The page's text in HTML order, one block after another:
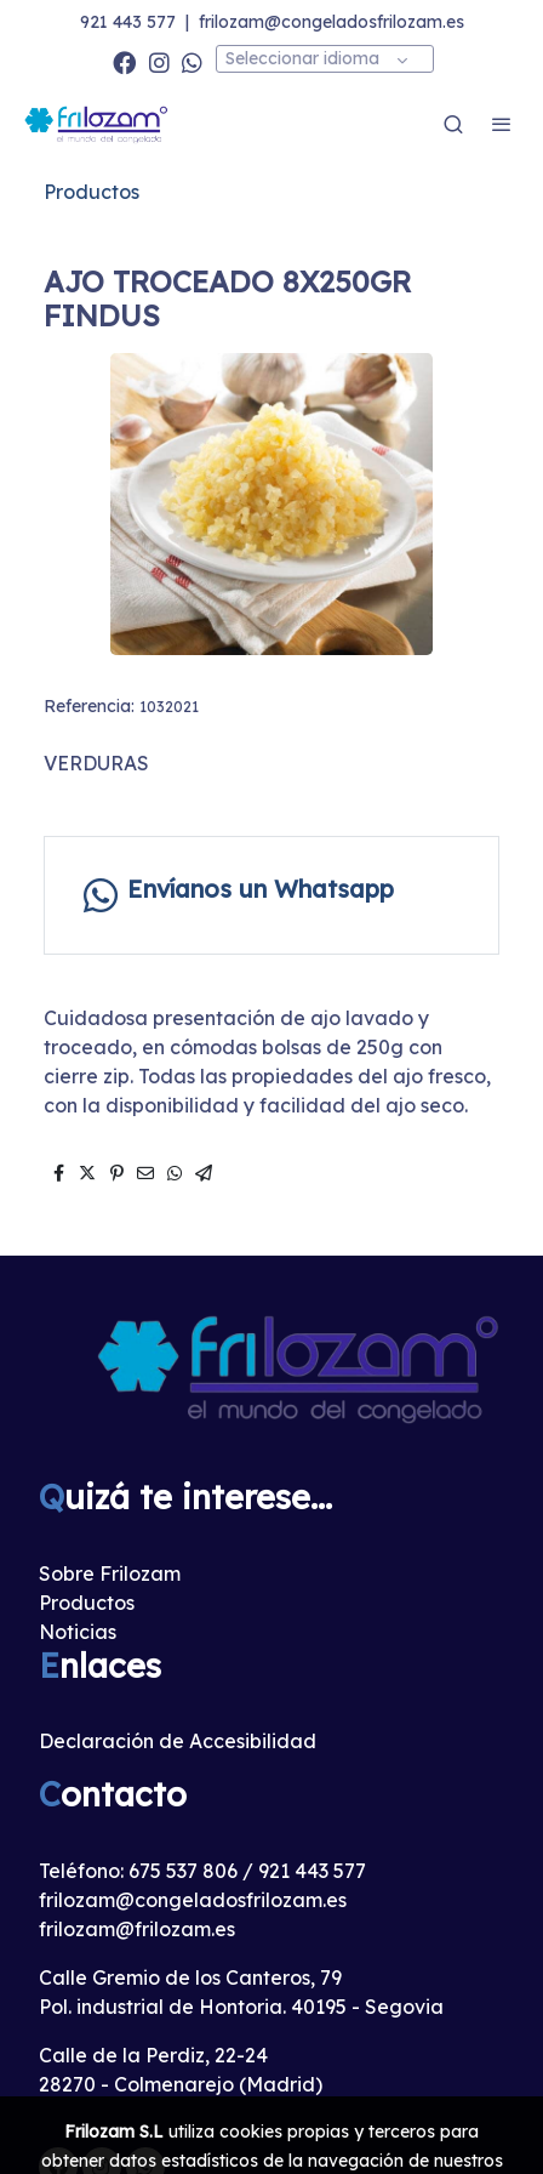
921 443 577 | frilozam@congeladosfrilozam.es
Seleccionar idioma
Productos
AJO TROCEADO 8X250GR
FINDUS
Referencia: 1032021
VERDURAS
Envíanos un Whatsapp
Cuidadosa presentación de ajo lavado y
troceado, en cómodas bolsas de 250g con
cierre zip. Todas las propiedades del ajo fresco,
con la disponibilidad y facilidad del ajo seco.
Quizá te interese...
Sobre Frilozam
Productos
Noticias
Enlaces
Declaración de Accesibilidad
Contacto
Teléfono: 675 537 806 / 921 443 577
frilozam@congeladosfrilozam.es
frilozam@frilozam.es
Calle Gremio de los Canteros, 79
Pol. industrial de Hontoria. 40195 - Segovia
Calle de la Perdiz, 22-24
28270 - Colmenarejo (Madrid)
Frilozam S.L utiliza cookies propias y terceros para
obtener datos estadísticos de la navegación de nuestros